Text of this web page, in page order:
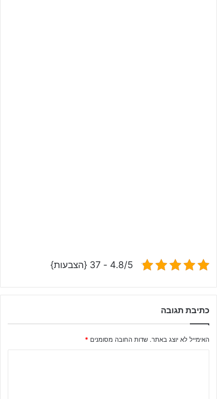
4.8/5 - 37 {הצבעות}
כתיבת תגובה
האימייל לא יוצג באתר. שדות החובה מסומנים *